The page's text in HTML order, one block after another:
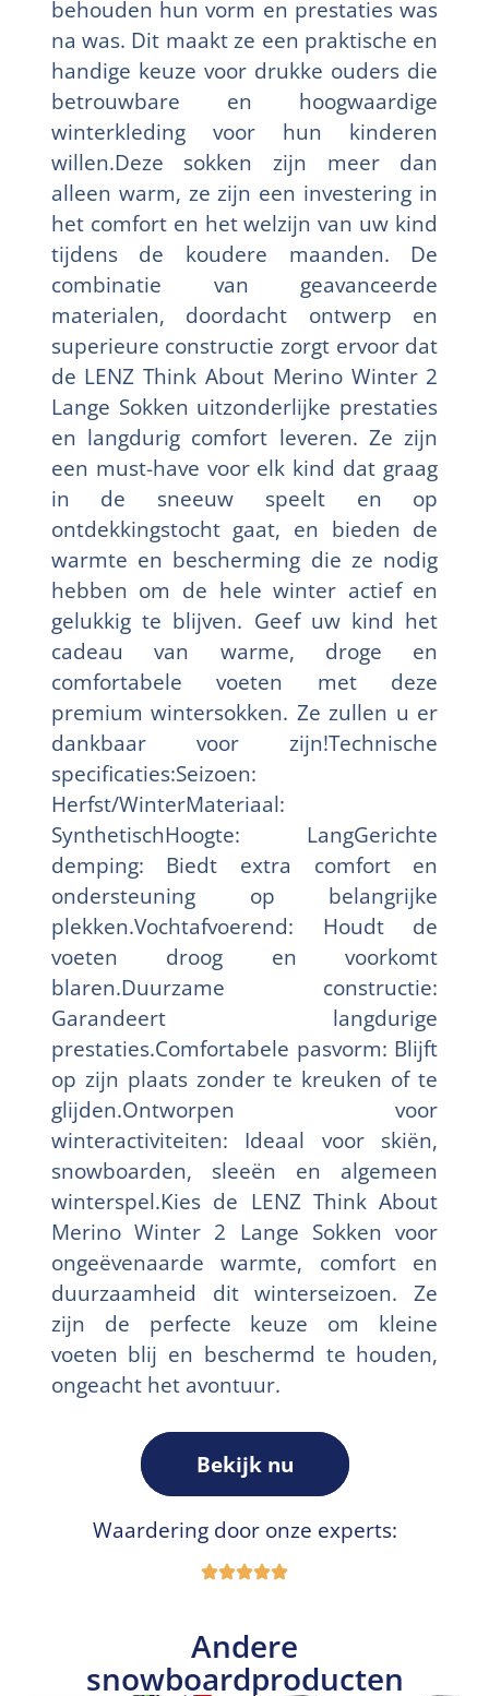
behouden hun vorm en prestaties was
na was. Dit maakt ze een praktische en
handige keuze voor drukke ouders die
betrouwbare en hoogwaardige
winterkleding voor hun kinderen
willen.Deze sokken zijn meer dan
alleen warm, ze zijn een investering in
het comfort en het welzijn van uw kind
tijdens de koudere maanden. De
combinatie van geavanceerde
materialen, doordacht ontwerp en
superieure constructie zorgt ervoor dat
de LENZ Think About Merino Winter 2
Lange Sokken uitzonderlijke prestaties
en langdurig comfort leveren. Ze zijn
een must-have voor elk kind dat graag
in de sneeuw speelt en op
ontdekkingstocht gaat, en bieden de
warmte en bescherming die ze nodig
hebben om de hele winter actief en
gelukkig te blijven. Geef uw kind het
cadeau van warme, droge en
comfortabele voeten met deze
premium wintersokken. Ze zullen u er
dankbaar voor zijn!Technische
specificaties:Seizoen:
Herfst/WinterMateriaal:
SynthetischHoogte: LangGerichte
demping: Biedt extra comfort en
ondersteuning op belangrijke
plekken.Vochtafvoerend: Houdt de
voeten droog en voorkomt
blaren.Duurzame constructie:
Garandeert langdurige
prestaties.Comfortabele pasvorm: Blijft
op zijn plaats zonder te kreuken of te
glijden.Ontworpen voor
winteractiviteiten: Ideaal voor skiën,
snowboarden, sleeën en algemeen
winterspel.Kies de LENZ Think About
Merino Winter 2 Lange Sokken voor
ongeëvenaarde warmte, comfort en
duurzaamheid dit winterseizoen. Ze
zijn de perfecte keuze om kleine
voeten blij en beschermd te houden,
ongeacht het avontuur.
Bekijk nu
Waardering door onze experts:
Andere
snowboardproducten